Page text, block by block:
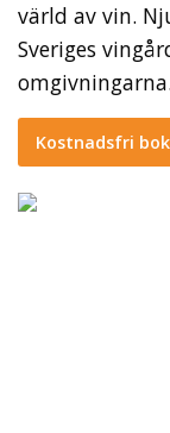
värld av vin.
Sveriges
omgivningarna.
Kostnadsfri